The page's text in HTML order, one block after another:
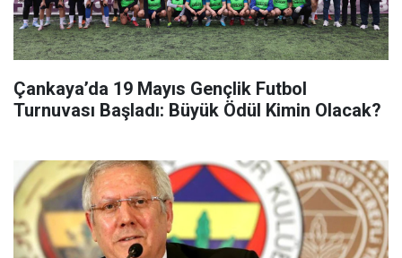
Çankaya’da 19 Mayıs Gençlik Futbol
Turnuvası Başladı: Büyük Ödül Kimin Olacak?